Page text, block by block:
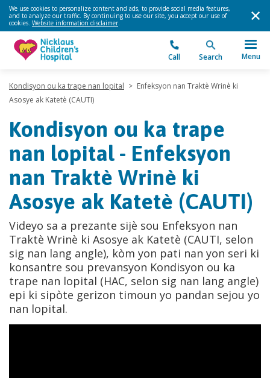
We use cookies to personalize content and ads, to provide social media features,
and to analyze our traffic. By continuing to use our site, you accept our use of
cookies. Website information disclaimer.
Call Search Menu
Kondisyon ou ka trape nan lopital > Enfeksyon nan Traktè Wrinè ki
Asosye ak Katetè (CAUTI)
Kondisyon ou ka trape
nan lopital - Enfeksyon
nan Traktè Wrinè ki
Asosye ak Katetè (CAUTI)
Videyo sa a prezante sijè sou Enfeksyon nan
Traktè Wrinè ki Asosye ak Katetè (CAUTI, selon
sig nan lang angle), kòm yon pati nan yon seri ki
konsantre sou prevansyon Kondisyon ou ka
trape nan lopital (HAC, selon sig nan lang angle)
epi ki sipòte gerizon timoun yo pandan sejou yo
nan lopital.